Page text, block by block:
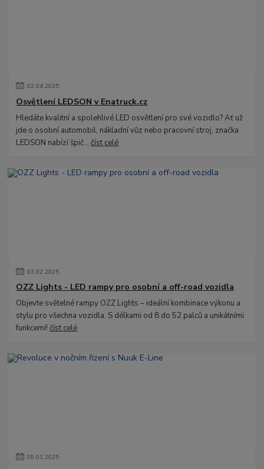
02.04.2025
Osvětlení LEDSON v Enatruck.cz
Hledáte kvalitní a spolehlivé LED osvětlení pro své vozidlo? Ať už
jde o osobní automobil, nákladní vůz nebo pracovní stroj, značka
LEDSON nabízí špič...číst celé
03.02.2025
OZZ Lights - LED rampy pro osobní a off-road vozidla
Objevte světelné rampy OZZ Lights – ideální kombinace výkonu a
stylu pro všechna vozidla. S délkami od 8 do 52 palců a unikátními
funkcemi!číst celé
09.01.2025